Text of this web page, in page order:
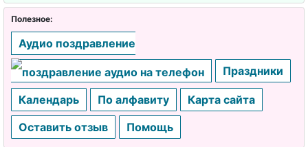
настольног
День
косметолог
а
День
рождения
Полезное:
Аудио поздравление
Праздники
Календарь По алфавиту
Карта сайта
Оставить отзыв
Помощь